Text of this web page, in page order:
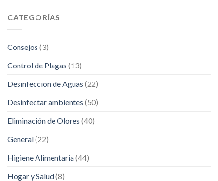
CATEGORÍAS
Consejos (3)
Control de Plagas (13)
Desinfección de Aguas (22)
Desinfectar ambientes (50)
Eliminación de Olores (40)
General(22)
Higiene Alimentaria(44)
Hogar y Salud(8)